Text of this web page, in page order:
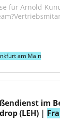
für Arnold-
am Main
im
(LEH) |